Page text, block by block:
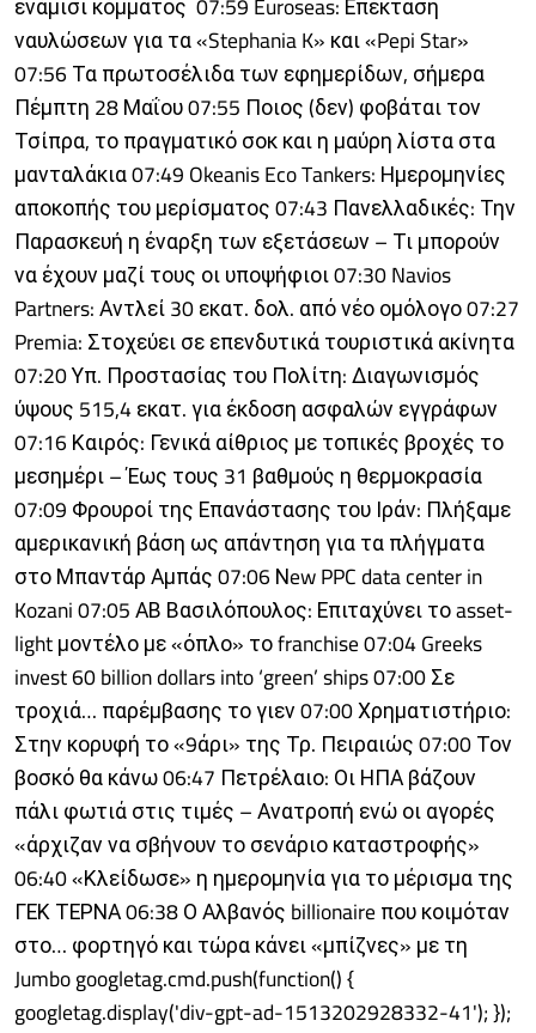
ναυλώσεων για τα «Stephania K» και «Pepi Star»
07:56 Τα πρωτοσέλιδα των εφημερίδων, σήμερα
Πέμπτη 28 Μαΐου 07:55 Ποιος (δεν) φοβάται τον
Τσίπρα, το πραγματικό σοκ και η μαύρη λίστα στα
μανταλάκια 07:49 Okeanis Eco Tankers: Ημερομηνίες
αποκοπής του μερίσματος 07:43 Πανελλαδικές: Την
Παρασκευή η έναρξη των εξετάσεων – Τι μπορούν
να έχουν μαζί τους οι υποψήφιοι 07:30 Navios
Partners: Αντλεί 30 εκατ. δολ. από νέο ομόλογο 07:27
Premia: Στοχεύει σε επενδυτικά τουριστικά ακίνητα
07:20 Υπ. Προστασίας του Πολίτη: Διαγωνισμός
ύψους 515,4 εκατ. για έκδοση ασφαλών εγγράφων
07:16 Καιρός: Γενικά αίθριος με τοπικές βροχές το
μεσημέρι – Έως τους 31 βαθμούς η θερμοκρασία
07:09 Φρουροί της Επανάστασης του Ιράν: Πλήξαμε
αμερικανική βάση ως απάντηση για τα πλήγματα
στο Μπαντάρ Αμπάς 07:06 Νew PPC data center in
Kozani 07:05 ΑΒ Βασιλόπουλος: Επιταχύνει το asset-
light μοντέλο με «όπλο» το franchise 07:04 Greeks
invest 60 billion dollars into ‘green’ ships 07:00 Σε
τροχιά… παρέμβασης το γιεν 07:00 Χρηματιστήριο:
Στην κορυφή το «9άρι» της Τρ. Πειραιώς 07:00 Τον
βοσκό θα κάνω 06:47 Πετρέλαιο: Οι ΗΠΑ βάζουν
πάλι φωτιά στις τιμές – Ανατροπή ενώ οι αγορές
«άρχιζαν να σβήνουν το σενάριο καταστροφής»
06:40 «Κλείδωσε» η ημερομηνία για το μέρισμα της
ΓΕΚ ΤΕΡΝΑ 06:38 Ο Αλβανός billionaire που κοιμόταν
στο… φορτηγό και τώρα κάνει «μπίζνες» με τη
Jumbo googletag.cmd.push(function() {
googletag.display('div-gpt-ad-1513202928332-41'); });